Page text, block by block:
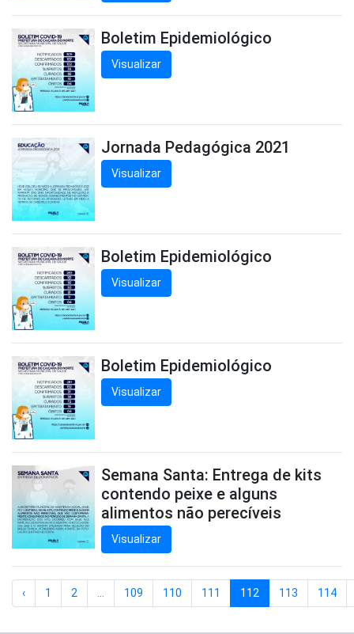
Boletim Epidemiológico
Visualizar
Jornada Pedagógica 2021
Visualizar
Boletim Epidemiológico
Visualizar
Boletim Epidemiológico
Visualizar
Semana Santa: Entrega de kits
contendo peixe e alguns
alimentos não perecíveis
Visualizar
‹ 1 2 109 110 111 112 113 114